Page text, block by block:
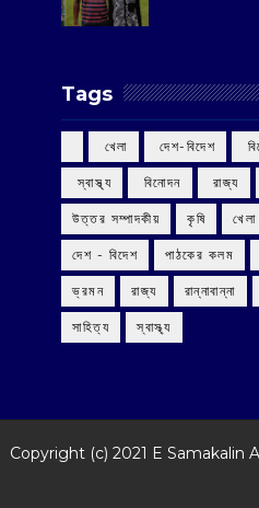
Tags
‌ খেলা ‌ দেশ-বিদেশ
‌ স্বাস্থ্য ‌ বিনোদন ‌ রাজ্য
উত্তর সম্পাদকীয় কৃষি খেলা
দেশ - বিদেশ পাঠকের কলম
ভ্রমন রাজ্য রান্নাবান্না
সাহিত্য স্বাস্থ্য
Copyright (c) 2021 E Samakalin